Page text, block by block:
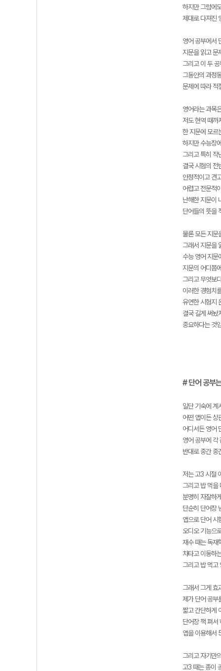
하지만 그럼에
제대로 다져진
영어 공부에서
지문을 읽고 문
그리고 이 두
그동안의 과정
문제에 따라 적
영어라는 과목
저도 현역 때까
한 지문에 모르
하지만 수능장
그리고 특히 작
결국 시험의 전
안정적이고 견
어렵고 전문적
난해한 지문이
단어들의 뜻을
물론 모든 지문
그래서 지문을
수능 영어 지문
지문의 어디쯤
그리고 무엇보
이러한 경험치
유연한 시험지
결국 길게 써놨
중요하다는 것
# 단어 공부
일단 기숙에 계
어떤 앱이든 상
어디서든 영어
영어 공부에 각
반대로 중간 중
저는 고3 시절
그리고 밥 먹을
분명히 자잘하
단순히 단어장
앱으로 단어 시
오디오 기능으
재수 때는 독재
차타고 이동하
그리고 밥 먹고
그래서 그게 효
제가 단어 공부
짧고 간단하게
단어장 책 펴서
앱을 이용해서
그리고 자기만
고3 때는 종이